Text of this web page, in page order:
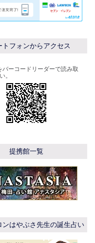
トフォンからアクセス
バーコードリーダーで読み取
。
提携館一覧
ンはやぶさ先生の誕生占い